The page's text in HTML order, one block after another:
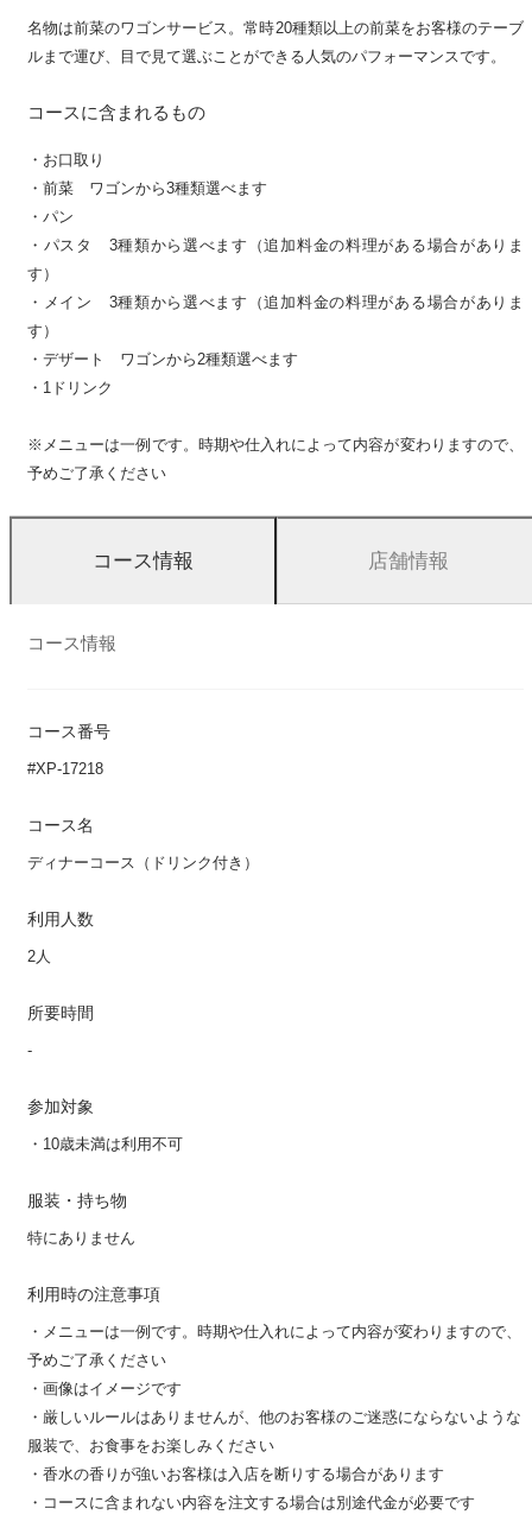
名物は前菜のワゴンサービス。常時20種類以上の前菜をお客様のテーブ
ルまで運び、目で見て選ぶことができる人気のパフォーマンスです。
コースに含まれるもの
・お口取り
・前菜 ワゴンから3種類選べます
・パン
・パスタ 3種類から選べます（追加料金の料理がある場合がありま
す）
・メイン 3種類から選べます（追加料金の料理がある場合がありま
す）
・デザート ワゴンから2種類選べます
・1ドリンク
※メニューは一例です。時期や仕入れによって内容が変わりますので、
予めご了承ください
コース情報 店舗情報
コース情報
コース番号
#XP-17218
コース名
ディナーコース（ドリンク付き）
利用人数
2人
所要時間
-
参加対象
・10歳未満は利用不可
服装・持ち物
特にありません
利用時の注意事項
・メニューは一例です。時期や仕入れによって内容が変わりますので、
予めご了承ください
・画像はイメージです
・厳しいルールはありませんが、他のお客様のご迷惑にならないような
服装で、お食事をお楽しみください
・香水の香りが強いお客様は入店を断りする場合があります
・コースに含まれない内容を注文する場合は別途代金が必要です